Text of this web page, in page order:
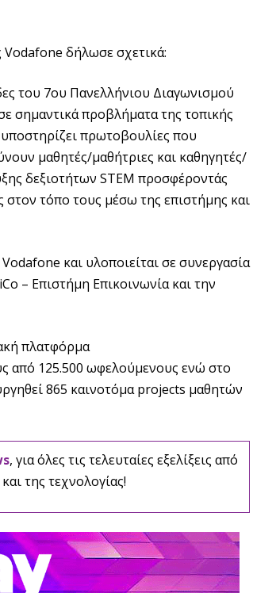
δήλωσε σχετικά:
του 7ου Πανελλήνιου Διαγωνισμού
σημαντικά προβλήματα της τοπικής
πρωτοβουλίες που
μαθητές/μαθήτριες και καθηγητές/
δεξιοτήτων STEM προσφέροντάς
στον τόπο τους μέσω της επιστήμης και
και υλοποιείται σε συνεργασία
– Επιστήμη Επικοινωνία και την
πλατφόρμα
από 125.500 ωφελούμενους ενώ στο
865 καινοτόμα projects μαθητών
, για όλες τις τελευταίες εξελίξεις από
της τεχνολογίας!